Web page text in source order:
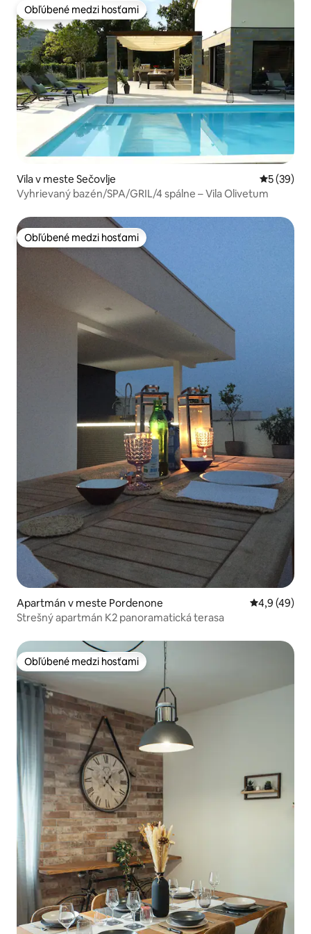
Obľúbené medzi hosťami
Obľúbené medzi hosťami
Vila v meste Sečovlje
5 (39)
Vyhrievaný bazén/SPA/GRIL/4 spálne – Vila Olivetum
Obľúbené medzi hosťami
Obľúbené medzi hosťami
Apartmán v meste Pordenone Priemerné
4,9 (49)
Strešný apartmán K2 panoramatická terasa
Obľúbené medzi hosťami
Obľúbené medzi hosťami